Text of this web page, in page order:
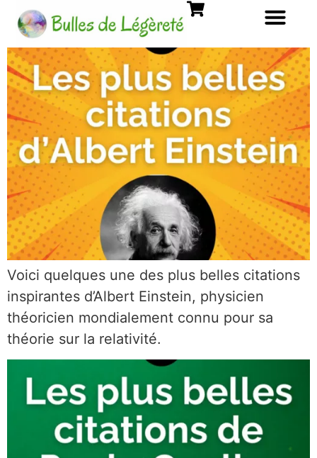
Voici quelques une des plus belles citations
inspirantes d’Albert Einstein, physicien
théoricien mondialement connu pour sa
théorie sur la relativité.